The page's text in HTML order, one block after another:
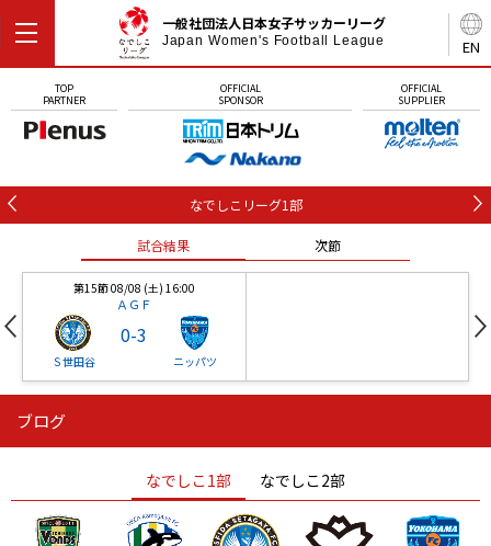
EN
一般社団法人日本女子サッカーリーグ
Japan Women's Football League
TOP
PARTNER
OFFICIAL
SPONSOR
OFFICIAL
SUPPLIER
なでしこリーグ1部
試合結果 次節
第15節 08/08 (土) 16:00
ＡＧＦ
Ｓ世田谷
0-3
ニッパツ
ニッパツ
ニッパツ 名古屋
石人の星
静岡 愛媛Ｌ
ブログ
なでしこ1部 なでしこ2部